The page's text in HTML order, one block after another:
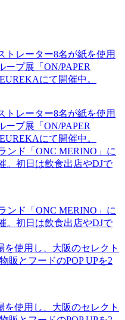
トレーター8名が紙を使用
ープ展「ON/PAPER
にて開催中。
トレーター8名が紙を使用
ープ展「ON/PAPER
にて開催中。
ンド「ONC MERINO」に
。初日は飲食出店やDJで
ンド「ONC MERINO」に
。初日は飲食出店やDJで
を使用し、大阪のセレクト
販とフードのPOP UPを2
を使用し、大阪のセレクト